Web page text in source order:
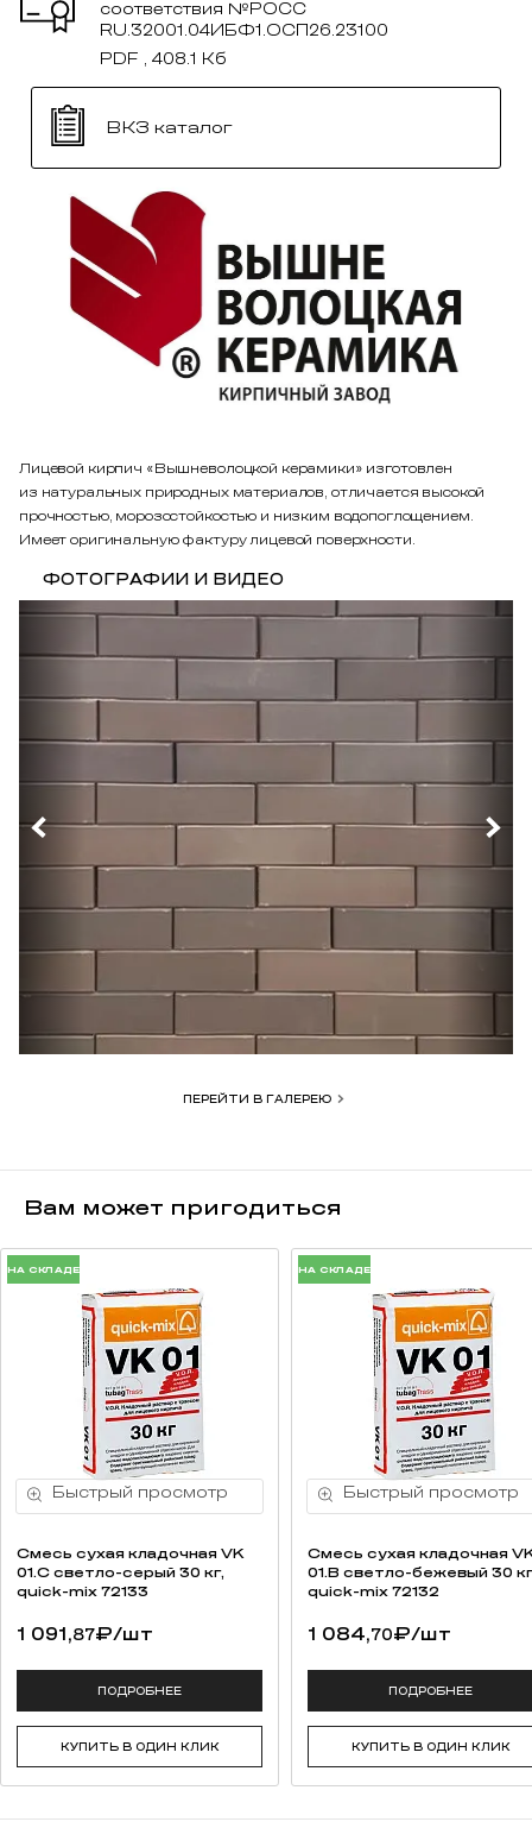
соответствия №РОСС
RU.32001.04ИБФ1.ОСП26.23100
PDF , 408.1 Кб
ВКЗ каталог
Лицевой кирпич «Вышневолоцкой керамики» изготовлен
из натуральных природных материалов, отличается высокой
прочностью, морозостойкостью и низким водопоглощением.
Имеет оригинальную фактуру лицевой поверхности.
ФОТОГРАФИИ И ВИДЕО
ПЕРЕЙТИ В ГАЛЕРЕЮ
Вам может пригодиться
НА СКЛАДЕ
Смесь cухая кладочная VK
01.C светло-серый 30 кг,
quick-mix 72133
1 091,87₽/шт
ПОДРОБНЕЕ
КУПИТЬ В ОДИН КЛИК
НА СКЛАДЕ
Смесь cухая кладочная
01.B светло-бежевый 30
quick-mix 72132
1 084,70₽/шт
ПОДРОБНЕЕ
КУПИТЬ В ОДИН КЛИК